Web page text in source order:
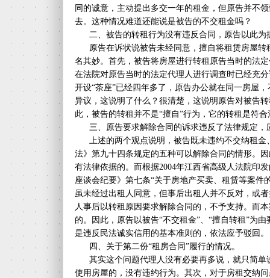
同的诚意，主动提出多交一年的租金，但原告并不
去。这种情况难道还能说是被告的不交租金吗？
二、被告的转租行为没有违反合同，原告以此为
原告在诉状说被告未经同意，擅自将租赁房屋转
名其妙。首先，被告将房屋进行转租原告当时的法
在法院对原告当时的法定代理人进行调查时已经充
开设“茶座”已经四年多了，原告办公就在同一房屋
异议，这说明了什么？很清楚，这说明原告对被告
此，被告的转租并不是“擅自”行为，它的转租是符
三、原告要求解除合同的诉求违反了法律规定，
上述的两个观点说明，被告既未违约不交纳租金
法》第九十四条规定的五种可以解除合同的情形。
有法律依据的。而根据2004年江西省高级人法院印
座谈会纪要》第七条“关于房地产买卖、租赁等案件
虽未经过出租人同意，但事后出租人并不反对，或
人事后以转租原因要求解除合同的，不予支持。而
的。因此，原告以被告“不交租金”、“擅自转租”为
是违反民法诚实信用的基本准则的，依法应予驳回。
四、关于第二份“租房合同”履行的情况。
其实这个问题代理人没有必要再多说，就只简单
使用房屋的，没有违约行为。其次，对于房租交纳